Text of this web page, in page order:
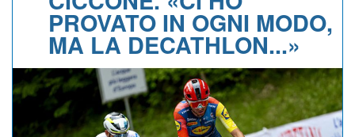
CALENDARIO
ALBI D'ORO
PROVATO IN OGNI MODO,
MA LA DECATHLON...»